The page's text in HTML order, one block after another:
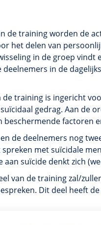
de training worden de
het delen van
in de groep
in de
de training is ingericht
gedrag. Aan de
beschermende factoren
de deelnemers nog
met suïcidale
aan suïcide denkt zich
van de training zal/
Dit deel heeft